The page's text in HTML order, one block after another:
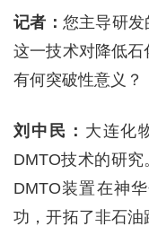
记者： 您主导研发
这一技术对降低
有何突破性意义？
刘中民： 大连化
DMTO技术的研
DMTO装置在神
功，开拓了非石油